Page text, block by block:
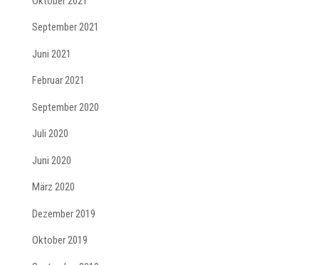
September 2021
Juni 2021
Februar 2021
September 2020
Juli 2020
Juni 2020
März 2020
Dezember 2019
Oktober 2019